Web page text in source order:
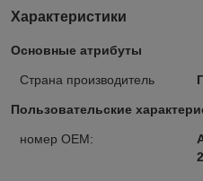
Характеристики
Основные атрибуты
Страна производитель
Пользовательские
номер OEM: